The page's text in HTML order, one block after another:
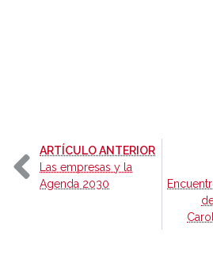
ARTÍCULO ANTERIOR-
Las empresas y la
Agenda 2030